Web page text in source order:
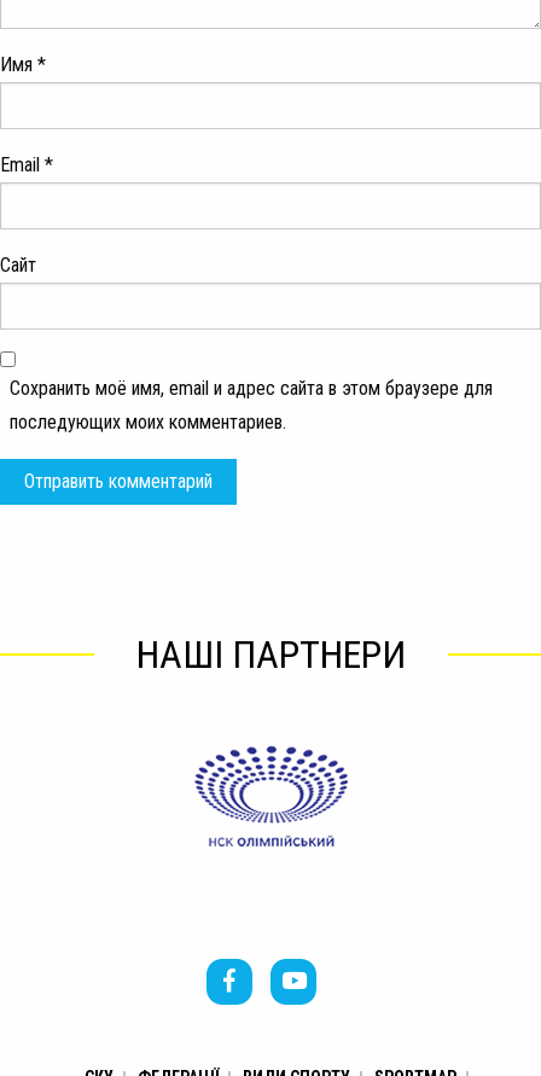
Имя *
Email *
Сайт
Сохранить моё имя, email и адрес сайта в этом браузере для
последующих моих комментариев.
НАШІ ПАРТНЕРИ